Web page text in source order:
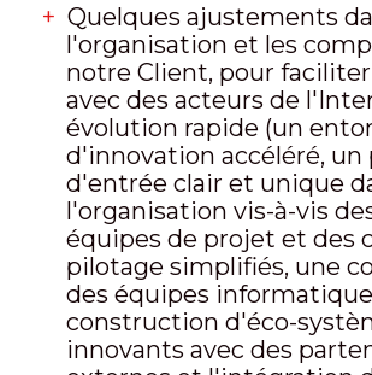
Quelques ajustements
l'organisation et les
notre Client, pour
avec des acteurs de
évolution rapide (un
d'innovation accéléré, un
d'entrée clair et unique
l'organisation vis-à-vis
équipes de projet et des
pilotage simplifiés, une
des équipes
construction d'éco-
innovants avec des